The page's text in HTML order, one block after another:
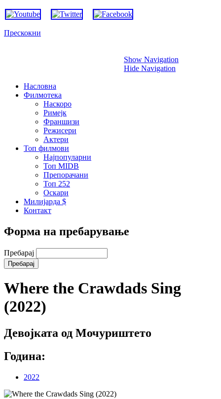
Прескокни
Show Navigation
Hide Navigation
Насловна
Филмотека
Наскоро
Римејк
Франшизи
Режисери
Актери
Топ филмови
Најпопуларни
Топ MIDB
Препорачани
Топ 252
Оскари
Милијарда $
Контакт
Форма на пребарување
Пребарај
Where the Crawdads Sing
(2022)
Девојката од Мочуриштето
Година:
2022